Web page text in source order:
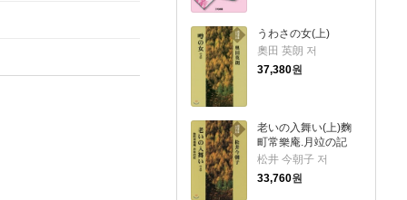
うわさの女(上)
奧田 英朗 저
37,380원
老いの入舞い(上)麴
町常樂庵.月竝の記
松井 今朝子 저
33,760원